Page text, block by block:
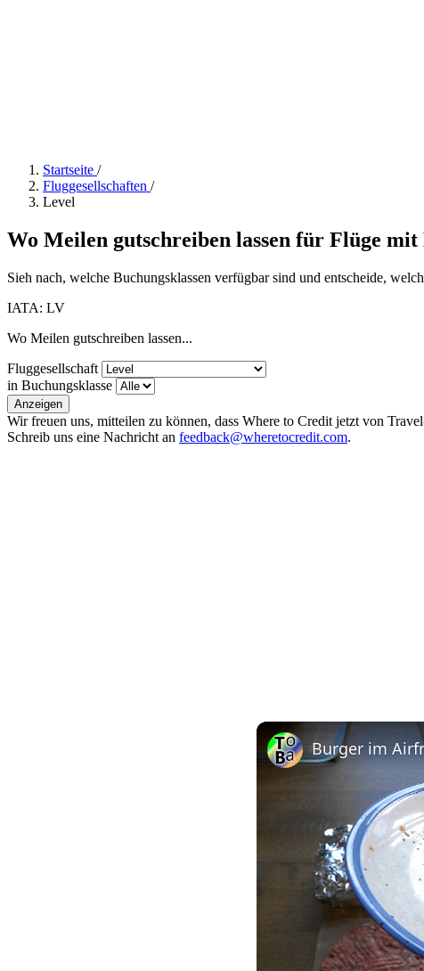
Startseite /
Fluggesellschaften /
Level
Wo Meilen gutschreiben lassen für Flüge mit
Sieh nach, welche Buchungsklassen verfügbar sind und entscheide,
IATA: LV
Wo Meilen gutschreiben lassen...
Fluggesellschaft
in Buchungsklasse
Anzeigen
Wir freuen uns, mitteilen zu können, dass Where to Credit jetzt von
Schreib uns eine Nachricht an feedback@wheretocredit.com.
Burger im